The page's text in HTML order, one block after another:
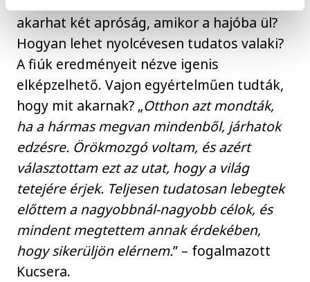
akarhat két apróság, amikor a hajóba ül?
Hogyan lehet nyolcévesen tudatos valaki?
A fiúk eredményeit nézve igenis
elképzelhető. Vajon egyértelműen tudták,
hogy mit akarnak? „Otthon azt mondták,
ha a hármas megvan mindenből, járhatok
edzésre. Örökmozgó voltam, és azért
választottam ezt az utat, hogy a világ
tetejére érjek. Teljesen tudatosan lebegtek
előttem a nagyobbnál-nagyobb célok, és
mindent megtettem annak érdekében,
hogy sikerüljön elérnem.” – fogalmazott
Kucsera.